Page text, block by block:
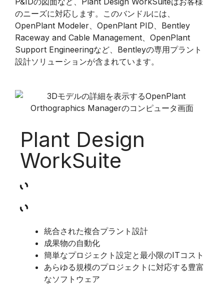
のニーズに対応します。このバンドルには、
OpenPlant Modeler、OpenPlant PID、Bentley
Raceway and Cable Management、OpenPlant
Support Engineeringなど、Bentleyの専用プラント
設計ソリューションが含まれています。
Plant Design
WorkSuite
統合された複合プラント設計
成果物の自動化
簡単なプロジェクト設定と最小限のITコスト
あらゆる規模のプロジェクトに対応する豊富
なソフトウェア